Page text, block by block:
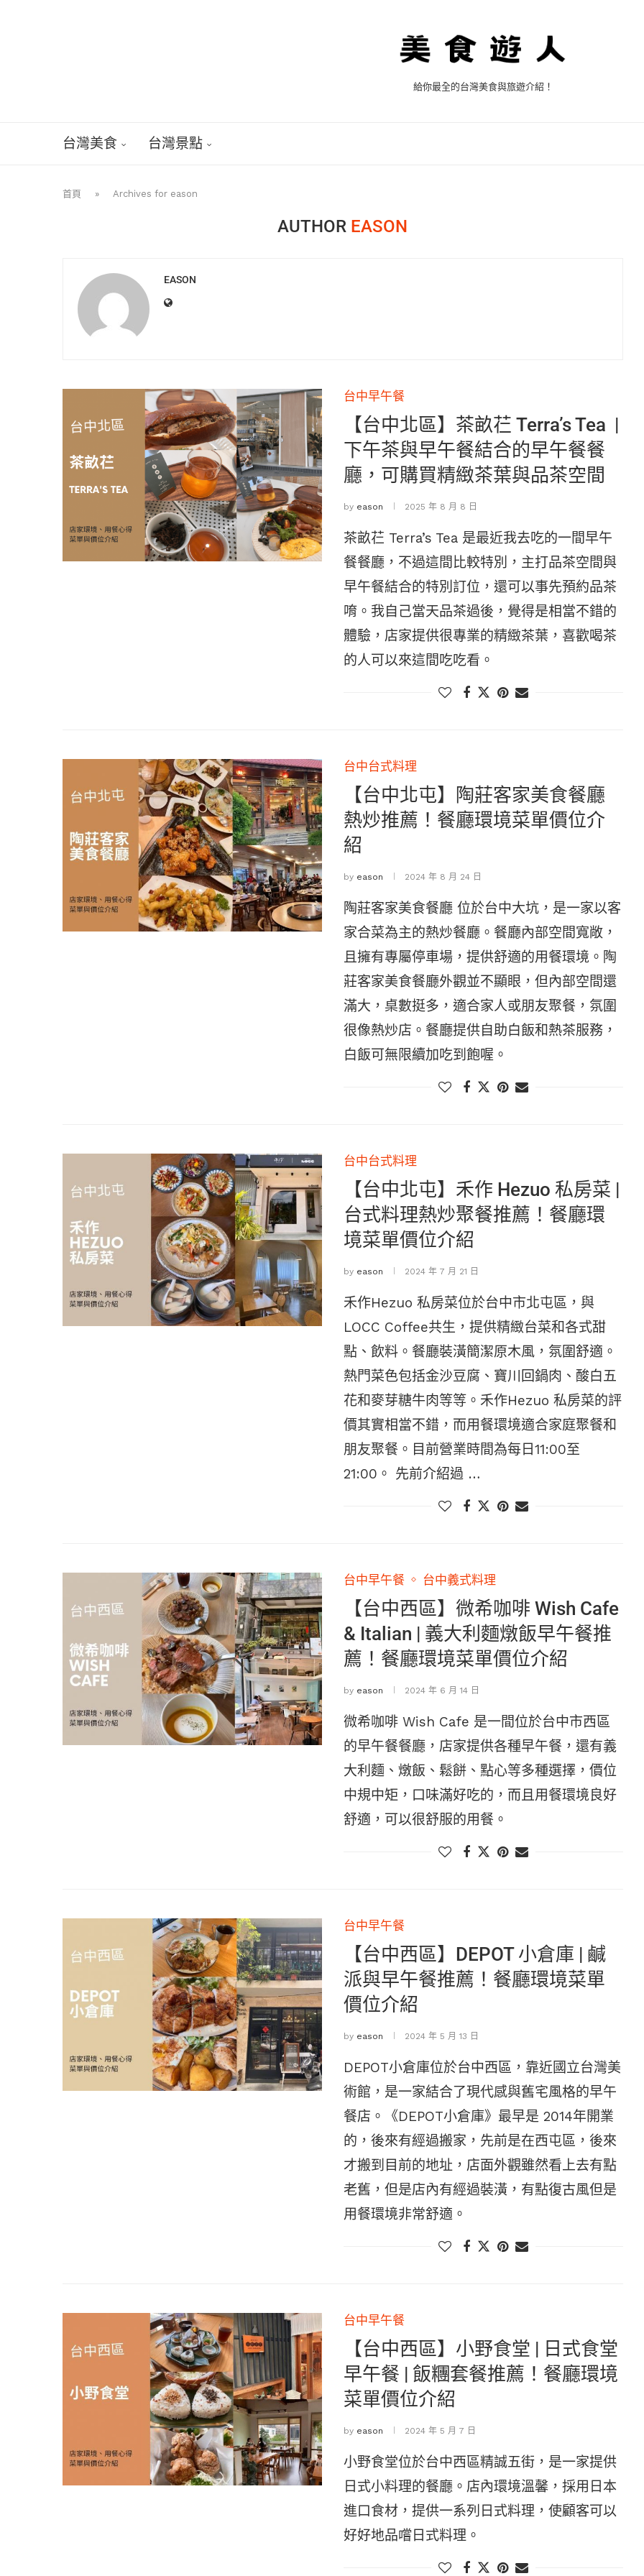
給你最全的台灣美食與旅遊介紹！
台灣美食 台灣景點
首頁 » Archives for eason
AUTHOR EASON
EASON
台中早午餐
【台中北區】茶畝芢 Terra’s Tea |
下午茶與早午餐結合的早午餐餐
廳，可購買精緻茶葉與品茶空間
by eason 2025 年 8 月 8 日
茶畝芢 Terra’s Tea 是最近我去吃的一間早午
餐餐廳，不過這間比較特別，主打品茶空間與
早午餐結合的特別訂位，還可以事先預約品茶
唷。我自己當天品茶過後，覺得是相當不錯的
體驗，店家提供很專業的精緻茶葉，喜歡喝茶
的人可以來這間吃吃看。
台中台式料理
【台中北屯】陶莊客家美食餐廳
熱炒推薦！餐廳環境菜單價位介
紹
by eason 2024 年 8 月 24 日
陶莊客家美食餐廳 位於台中大坑，是一家以客
家合菜為主的熱炒餐廳。餐廳內部空間寬敞，
且擁有專屬停車場，提供舒適的用餐環境。陶
莊客家美食餐廳外觀並不顯眼，但內部空間還
滿大，桌數挺多，適合家人或朋友聚餐，氛圍
很像熱炒店。餐廳提供自助白飯和熱茶服務，
白飯可無限續加吃到飽喔。
台中台式料理
【台中北屯】禾作 Hezuo 私房菜 |
台式料理熱炒聚餐推薦！餐廳環
境菜單價位介紹
by eason 2024 年 7 月 21 日
禾作Hezuo 私房菜位於台中市北屯區，與
LOCC Coffee共生，提供精緻台菜和各式甜
點、飲料。餐廳裝潢簡潔原木風，氛圍舒適。
熱門菜色包括金沙豆腐、寶川回鍋肉、酸白五
花和麥芽糖牛肉等等。禾作Hezuo 私房菜的評
價其實相當不錯，而用餐環境適合家庭聚餐和
朋友聚餐。目前營業時間為每日11:00至
21:00。 先前介紹過 …
台中早午餐 台中義式料理
【台中西區】微希咖啡 Wish Cafe
& Italian | 義大利麵燉飯早午餐推
薦！餐廳環境菜單價位介紹
by eason 2024 年 6 月 14 日
微希咖啡 Wish Cafe 是一間位於台中市西區
的早午餐餐廳，店家提供各種早午餐，還有義
大利麵、燉飯、鬆餅、點心等多種選擇，價位
中規中矩，口味滿好吃的，而且用餐環境良好
舒適，可以很舒服的用餐。
台中早午餐
【台中西區】DEPOT 小倉庫 | 鹹
派與早午餐推薦！餐廳環境菜單
價位介紹
by eason 2024 年 5 月 13 日
DEPOT小倉庫位於台中西區，靠近國立台灣美
術館，是一家結合了現代感與舊宅風格的早午
餐店。《DEPOT小倉庫》最早是 2014年開業
的，後來有經過搬家，先前是在西屯區，後來
才搬到目前的地址，店面外觀雖然看上去有點
老舊，但是店內有經過裝潢，有點復古風但是
用餐環境非常舒適。
台中早午餐
【台中西區】小野食堂 | 日式食堂
早午餐 | 飯糰套餐推薦！餐廳環境
菜單價位介紹
by eason 2024 年 5 月 7 日
小野食堂位於台中西區精誠五街，是一家提供
日式小料理的餐廳。店內環境溫馨，採用日本
進口食材，提供一系列日式料理，使顧客可以
好好地品嚐日式料理。